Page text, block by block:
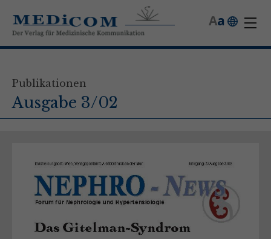
a
A
Publikationen
Ausgabe 3/02